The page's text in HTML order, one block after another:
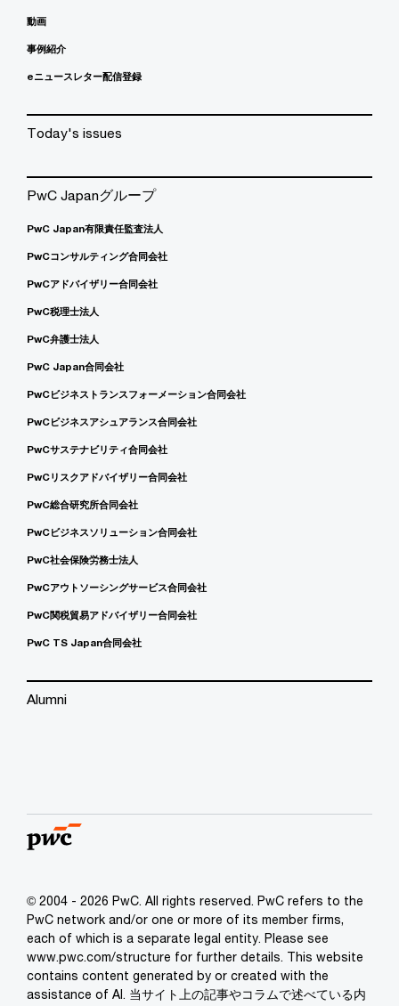
動画
事例紹介
eニュースレター配信登録
Today's issues
PwC Japanグループ
PwC Japan有限責任監査法人
PwCコンサルティング合同会社
PwCアドバイザリー合同会社
PwC税理士法人
PwC弁護士法人
PwC Japan合同会社
PwCビジネストランスフォーメーション合同会社
PwCビジネスアシュアランス合同会社
PwCサステナビリティ合同会社
PwCリスクアドバイザリー合同会社
PwC総合研究所合同会社
PwCビジネスソリューション合同会社
PwC社会保険労務士法人
PwCアウトソーシングサービス合同会社
PwC関税貿易アドバイザリー合同会社
PwC TS Japan合同会社
Alumni
© 2004 - 2026 PwC. All rights reserved. PwC refers to the
PwC network and/or one or more of its member firms,
each of which is a separate legal entity. Please see
www.pwc.com/structure for further details. This website
contains content generated by or created with the
assistance of AI. 当サイト上の記事やコラムで述べている内